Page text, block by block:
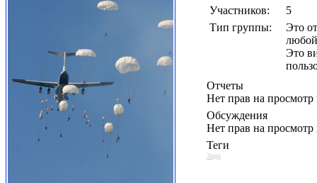
Участников:
5
Тип группы:
Это
Это
Отчеты
Нет прав на
Обсуждения
Нет прав на
Теги
3пдр